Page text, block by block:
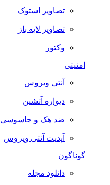
تصاویر استوک
تصاویر لایه باز
وکتور
امنیتی
آنتی ویروس
دیواره آتشین
ضد هک و جاسوسی
آپدیت آنتی ویروس
گوناگون
دانلود مجله